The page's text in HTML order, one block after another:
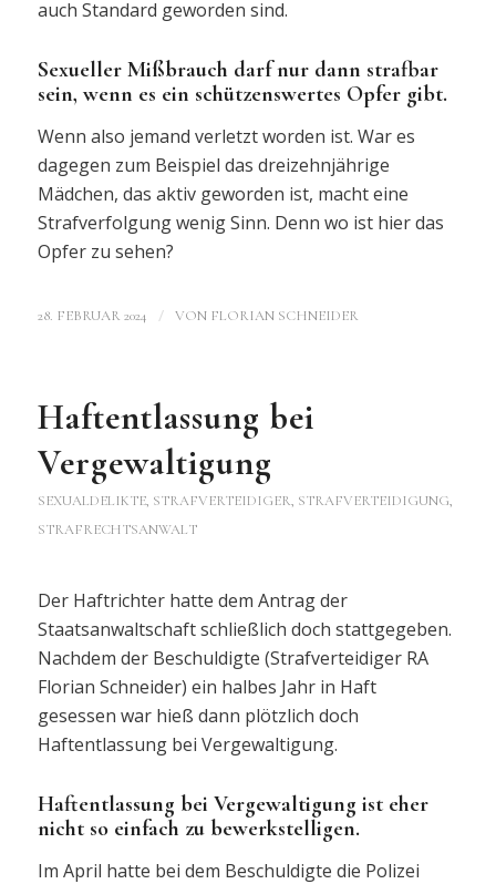
auch Standard geworden sind.
Sexueller Mißbrauch darf nur dann strafbar
sein, wenn es ein schützenswertes Opfer gibt.
Wenn also jemand verletzt worden ist. War es
dagegen zum Beispiel das dreizehnjährige
Mädchen, das aktiv geworden ist, macht eine
Strafverfolgung wenig Sinn. Denn wo ist hier das
Opfer zu sehen?
28. FEBRUAR 2024 / VON FLORIAN SCHNEIDER
Haftentlassung bei
Vergewaltigung
SEXUALDELIKTE, STRAFVERTEIDIGER, STRAFVERTEIDIGUNG,
STRAFRECHTSANWALT
Der Haftrichter hatte dem Antrag der
Staatsanwaltschaft schließlich doch stattgegeben.
Nachdem der Beschuldigte (Strafverteidiger RA
Florian Schneider) ein halbes Jahr in Haft
gesessen war hieß dann plötzlich doch
Haftentlassung bei Vergewaltigung.
Haftentlassung bei Vergewaltigung ist eher
nicht so einfach zu bewerkstelligen.
Im April hatte bei dem Beschuldigte die Polizei